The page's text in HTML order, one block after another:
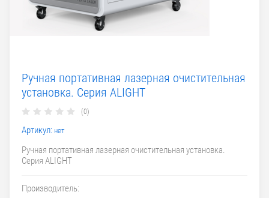
Ручная портативная лазерная очистительная
установка. Серия ALIGHT
(0)
Артикул: нет
Ручная портативная лазерная очистительная установка.
Серия ALIGHT
Производитель: